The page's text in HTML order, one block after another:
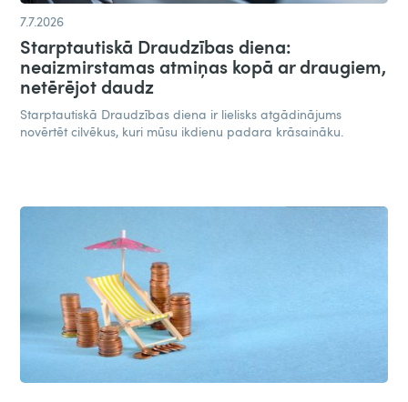
7.7.2026
Starptautiskā Draudzības diena:
neaizmirstamas atmiņas kopā ar draugiem,
netērējot daudz​
Starptautiskā Draudzības diena ir lielisks atgādinājums
novērtēt cilvēkus, kuri mūsu ikdienu padara krāsaināku.